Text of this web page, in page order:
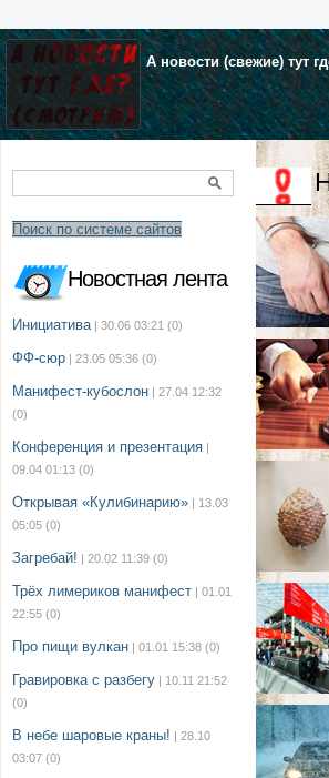
А новости (свежие) тут
Поиск по системе сайтов
Новостная лента
Инициатива | 30.06 03:21 (0)
ФФ-сюр | 23.05 05:36 (0)
Манифест-кубослон | 27.04 12:32
(0)
Конференция и презентация |
09.04 01:13 (0)
Открывая «Кулибинарию» | 13.03
05:05 (0)
Загребай! | 20.02 11:39 (0)
Трёх лимериков манифест | 01.01
22:55 (0)
Про пищи вулкан | 01.01 15:38 (0)
Гравировка с разбегу | 10.11 21:52
(0)
В небе шаровые краны! | 28.10
03:07 (0)